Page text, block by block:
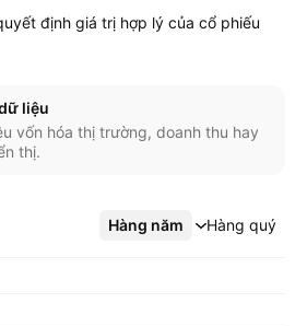
định giá trị hợp lý của cổ phiếu
liệu
vốn hóa thị trường, doanh thu hay
thị.
Hàng năm Hàng quý
Xem thêm